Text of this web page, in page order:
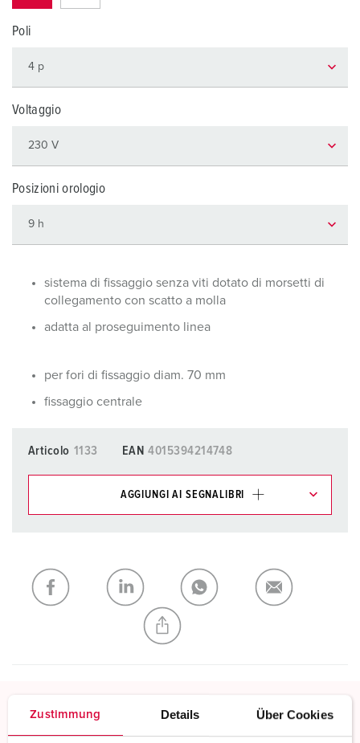
Zustimmung Details Über Cookies
Poli
Voltaggio
Posizioni orologio
sistema di fissaggio senza viti dotato di morsetti di
collegamento con scatto a molla
adatta al proseguimento linea
per fori di fissaggio diam. 70 mm
fissaggio centrale
Articolo 1133 EAN 4015394214748
AGGIUNGI AI SEGNALIBRI
CREA NUOVA LISTA